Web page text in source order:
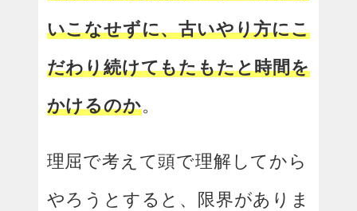
いこなせずに、古いやり方にこ
だわり続けてもたもたと時間を
かけるのか。
理屈で考えて頭で理解してから
やろうとすると、限界がありま